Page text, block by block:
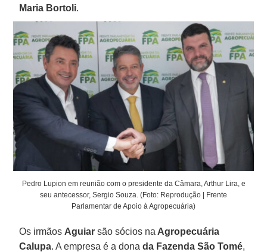
Maria Bortoli.
Pedro Lupion em reunião com o presidente da Câmara, Arthur Lira, e
seu antecessor, Sergio Souza. (Foto: Reprodução | Frente
Parlamentar de Apoio à Agropecuária)
Os irmãos Aguiar são sócios na Agropecuária
Calupa. A empresa é a donada Fazenda São Tomé,